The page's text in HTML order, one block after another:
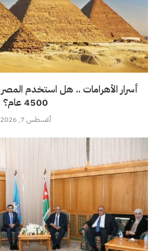
أسرار الأهرامات .. هل استخدم
4500 عام؟
أغسطس 7, 2026